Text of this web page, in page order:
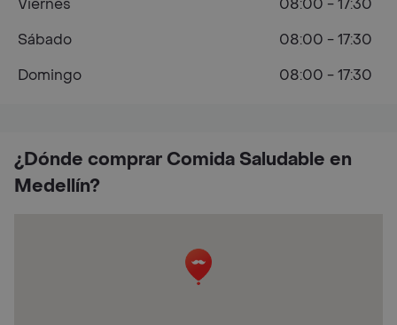
¿Dónde comprar Comida Saludable en
Medellín?
Viernes
08:00 - 17:30
Sábado
08:00 - 17:30
Domingo
08:00 - 17:30